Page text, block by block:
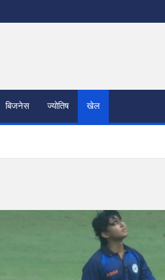
बिजनेस ज्योतिष खेल